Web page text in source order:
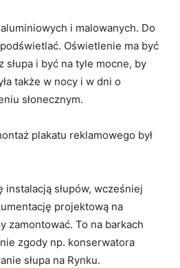
i malowanych. Do
Oświetlenie ma być
i być na tyle mocne, by
także w nocy i w dni o
słonecznym.
plakatu reklamowego był
instalacją słupów, wcześniej
projektową na
zamontować. To na barkach
zgody np. konserwatora
słupa na Rynku.